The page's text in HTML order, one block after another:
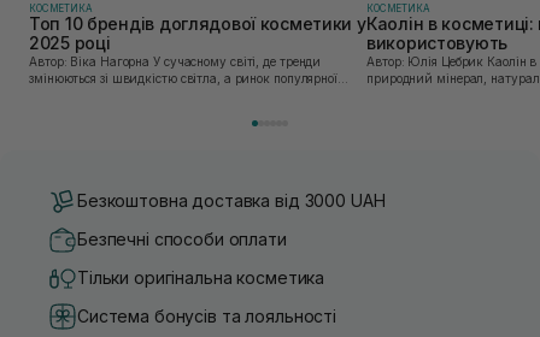
КОСМЕТИКА
Топ 10 брендів доглядової косметики у
2025 році
Автор: Віка Нагорна У сучасному світі, де тренди
змінюються зі швидкістю світла, а ринок популярної
КОСМЕТИКА
Каолін в
використовують
Автор: Юлія Цебрик Каолін в косметології – це
природний мінерал,
Безкоштовна доставка від 3000 UAH
Безпечні способи оплати
Тільки оригінальна косметика
Система бонусів та лояльності